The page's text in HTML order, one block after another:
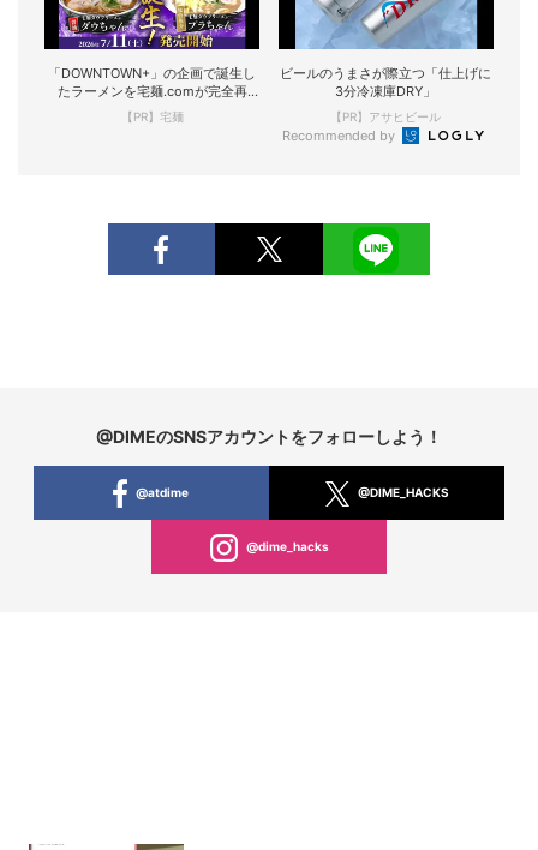
「DOWNTOWN+」の企画で誕生し
たラーメンを宅麺.comが完全再
現！
【PR】宅麺
ビールのうまさが際立つ「仕上げに
3分冷凍庫DRY」
【PR】アサヒビール
Recommended by
@DIMEのSNSアカウントをフォローしよう！
@atdime @DIME_HACKS
@dime_hacks